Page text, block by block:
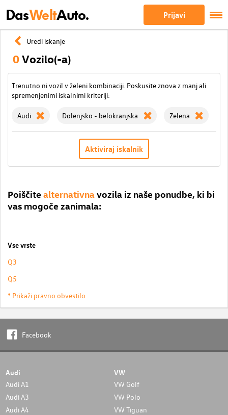
DasWeltAuto. Prijavi
Uredi iskanje
0Vozilo(-a)
Trenutno ni vozil v želeni kombinaciji. Poskusite znova z manj ali
spremenjenimi iskalnimi kriteriji:
Audi Dolenjsko - belokranjska Zelena
Aktiviraj iskalnik
Poiščite alternativnavozila iz naše ponudbe, ki bi
vas mogoče zanimala:
Vse vrste
Q3
Q5
* Prikaži pravno obvestilo
Facebook
Audi
Audi A1
Audi A3
Audi A4
VW
VW Golf
VW Polo
VW Tiguan